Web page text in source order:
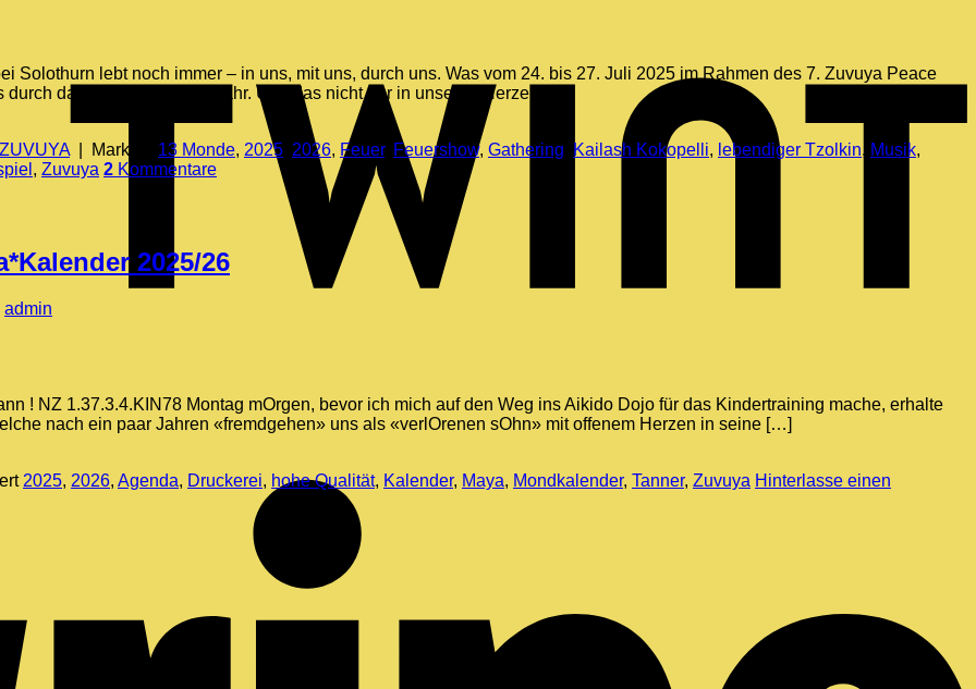
Solothurn lebt noch immer – in uns, mit uns, durch uns. Was vom 24. bis 27. Juli 2025 im Rahmen des 7. Zuvuya Peace
das neue 13 Monde Jahr. Und das nicht nur in unseren Herzen, […]
ZUVUYA Markiert 13 Monde, 2025 2026, Feuer, Feuershow, Gathering Kailash Kokopelli, lebendiger Tzolkin, Musik,
, Zuvuya 2 Kommentare
2025/26
admin
! NZ 1.37.3.4.KIN78 Montag mOrgen, bevor ich mich auf den Weg ins Aikido Dojo für das Kindertraining mache, erhalte
nach ein paar Jahren «fremdgehen» uns als «verlOrenen sOhn» mit offenem Herzen in seine […]
2025, 2026, Agenda, Druckerei, hohe Qualität, Kalender, Maya, Mondkalender, Tanner, Zuvuya Hinterlasse einen